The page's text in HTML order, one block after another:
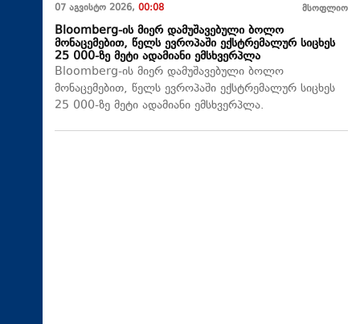
07 აგვისტო 2026, 00:08 მსოფლიო
Bloomberg-ის მიერ დამუშავებული ბოლო
მონაცემებით, წელს ევროპაში ექსტრემალურ სიცხეს
25 000-ზე მეტი ადამიანი ემსხვერპლა
Bloomberg-ის მიერ დამუშავებული ბოლო
მონაცემებით, წელს ევროპაში ექსტრემალურ სიცხეს
25 000-ზე მეტი ადამიანი ემსხვერპლა.